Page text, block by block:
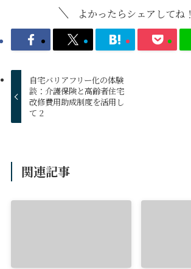
よかったらシェアしてね！
自宅バリアフリー化の体験
談：介護保険と高齢者住宅
改修費用助成制度を活用し
て 2
関連記事